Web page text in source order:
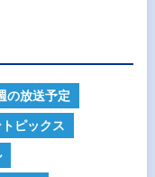
の放送予定
ピックス